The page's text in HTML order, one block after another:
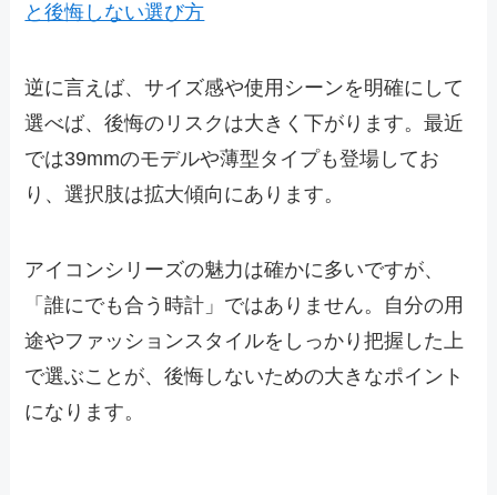
と後悔しない選び方
逆に言えば、サイズ感や使用シーンを明確にして
選べば、後悔のリスクは大きく下がります。最近
では39mmのモデルや薄型タイプも登場してお
り、選択肢は拡大傾向にあります。
アイコンシリーズの魅力は確かに多いですが、
「誰にでも合う時計」ではありません。自分の用
途やファッションスタイルをしっかり把握した上
で選ぶことが、後悔しないための大きなポイント
になります。